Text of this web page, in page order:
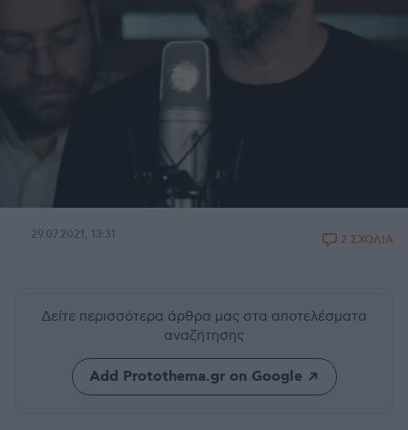
29.07.2021, 13:31 2 ΣΧΟΛΙΑ
Δείτε περισσότερα άρθρα μας στα αποτελέσματα
αναζήτησης
Add Protothema.gr on Google